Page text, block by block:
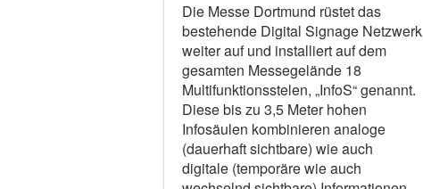
Die Messe Dortmund rüstet das
bestehende Digital Signage Netzwerk
weiter auf und installiert auf dem
gesamten Messegelände 18
Multifunktionsstelen, „InfoS“ genannt.
Diese bis zu 3,5 Meter hohen
Infosäulen kombinieren analoge
(dauerhaft sichtbare) wie auch
digitale (temporäre wie auch